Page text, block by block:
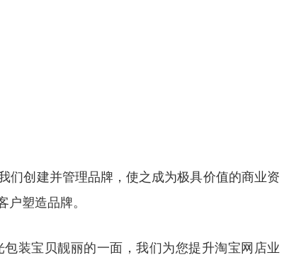
们创建并管理品牌，使之成为极具价值的商业资
塑造品牌。
装宝贝靓丽的一面，我们为您提升淘宝网店业